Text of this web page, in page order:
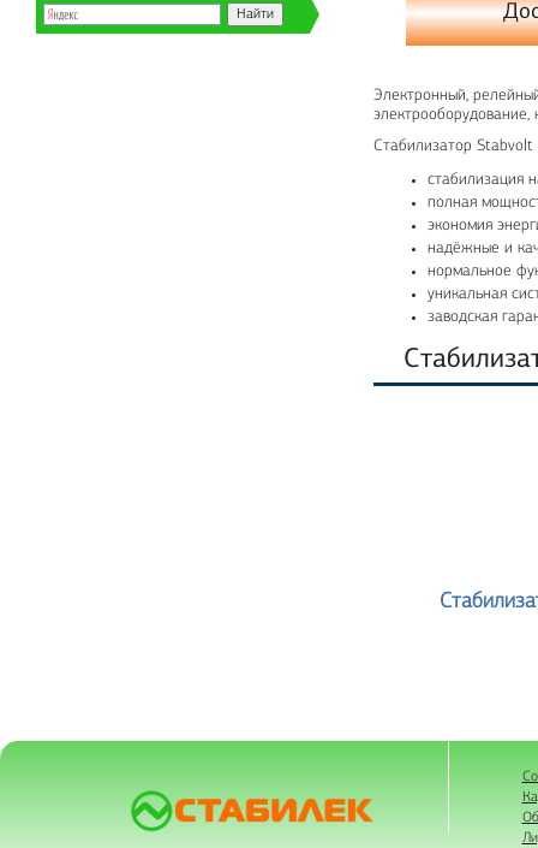
Электронный,
Стабилизатор
стабилизация
полная
экономия
надёжные и
нормальное
уникальная
заводская